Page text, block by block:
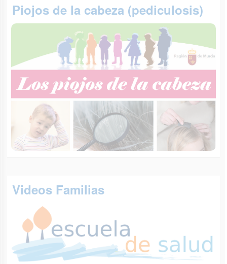
Piojos de la cabeza (pediculosis)
Videos Familias